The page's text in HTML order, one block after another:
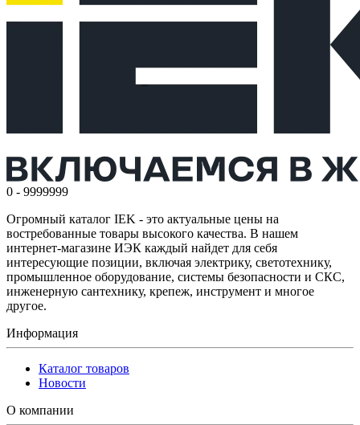
0 - 9999999
Огромный каталог IEK - это актуальные цены на
востребованные товары высокого качества. В нашем
интернет-магазине ИЭК каждый найдет для себя
интересующие позиции, включая электрику, светотехнику,
промышленное оборудование, системы безопасности и СКС,
инженерную сантехнику, крепеж, инструмент и многое
другое.
Информация
Каталог товаров
Новости
О компании